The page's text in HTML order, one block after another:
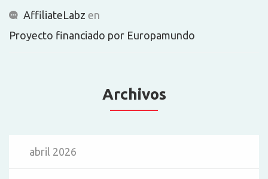
AffiliateLabz en
Proyecto financiado por Europamundo
Archivos
abril 2026